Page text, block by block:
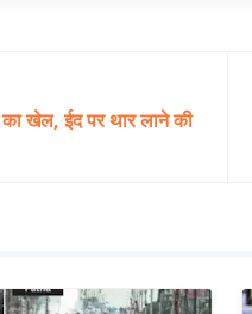
खेल, ईद पर थार लाने की